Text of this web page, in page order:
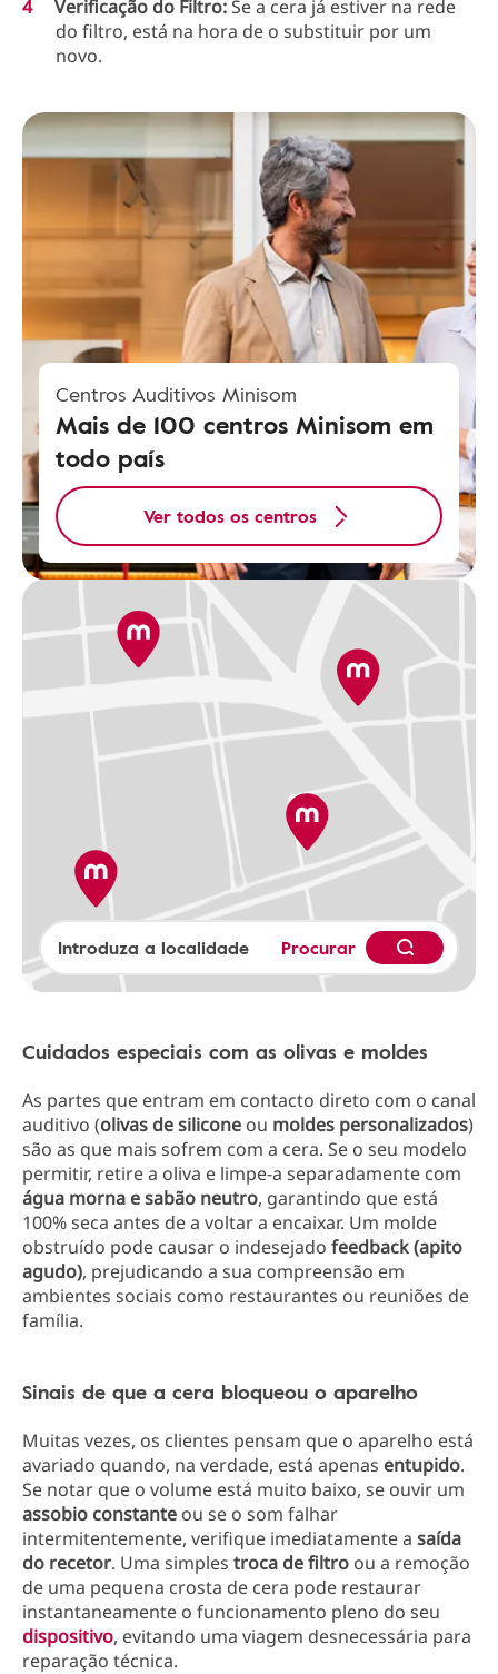
Verificação do Filtro:Se a cera já estiver na rede
do filtro, está na hora de o substituir por um
novo.
Centros Auditivos Minisom
Mais de 100 centros Minisom em
todo país
Ver todos os centros
Procurar
Cuidados especiais com as olivas e moldes
As partes que entram em contacto direto com o canal
auditivo (olivas de silicone ou moldes personalizados)
são as que mais sofrem com a cera. Se o seu modelo
permitir, retire a oliva e limpe-a separadamente com
água morna e sabão neutro, garantindo que está
100% seca antes de a voltar a encaixar. Um molde
obstruído pode causar o indesejado feedback (apito
agudo), prejudicando a sua compreensão em
ambientes sociais como restaurantes ou reuniões de
família.
Sinais de que a cera bloqueou o aparelho
Muitas vezes, os clientes pensam que o aparelho está
avariado quando, na verdade, está apenas entupido.
Se notar que o volume está muito baixo, se ouvir um
assobio constante ou se o som falhar
intermitentemente, verifique imediatamente a saída
do recetor. Uma simples troca de filtro ou a remoção
de uma pequena crosta de cera pode restaurar
instantaneamente o funcionamento pleno do seu
dispositivo, evitando uma viagem desnecessária para
reparação técnica.